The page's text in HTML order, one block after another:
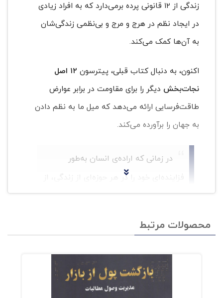
زندگی از ۱۲ قانونی پرده برمی‌دارد که به افراد زیادی
در ایجاد نظم در هرج و مرج و بی‌نظمی زندگی‌شان
به آن‌ها کمک می‌کند.
اکنون، به دنبال کتاب قبلی، پیترسون
۱۲ اصل
نجات‌بخش دیگر را برای مقاومت در برابر عوارض
طاقت‌فرسایی ارائه می‌دهد که میل ما به نظم دادن
به جهان را برآورده می‌کند.
در زمانی که اراده‌ی انسان به‌طور
فزاینده‌ای خود را در هر حوزه‌ای از زندگی، از
ساختارهای اجتماعی تا حالات احساسی ما،
که امنیت زیاد، خطرناک است.
علاوه‌براین، او استراتژی‌هایی برای غلبه بر نیروهای
فرهنگی، علمی و روانی پیشنهاد می‌دهد که باعث
محصولات مرتبط